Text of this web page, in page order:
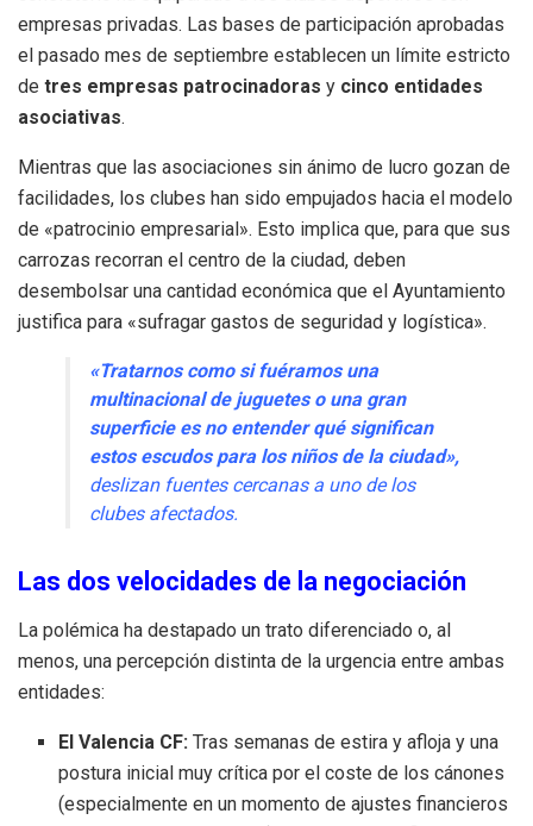
empresas privadas. Las bases de participación aprobadas
el pasado mes de septiembre establecen un límite estricto
de tres empresas patrocinadoras y cinco entidades
asociativas.
Mientras que las asociaciones sin ánimo de lucro gozan de
facilidades, los clubes han sido empujados hacia el modelo
de «patrocinio empresarial». Esto implica que, para que sus
carrozas recorran el centro de la ciudad, deben
desembolsar una cantidad económica que el Ayuntamiento
justifica para «sufragar gastos de seguridad y logística».
«Tratarnos como si fuéramos una
multinacional de juguetes o una gran
superficie es no entender qué significan
estos escudos para los niños de la ciudad»,
deslizan fuentes cercanas a uno de los
clubes afectados.
Las dos velocidades de la negociación
La polémica ha destapado un trato diferenciado o, al
menos, una percepción distinta de la urgencia entre ambas
entidades:
El Valencia CF: Tras semanas de estira y afloja y una
postura inicial muy crítica por el coste de los cánones
(especialmente en un momento de ajustes financieros